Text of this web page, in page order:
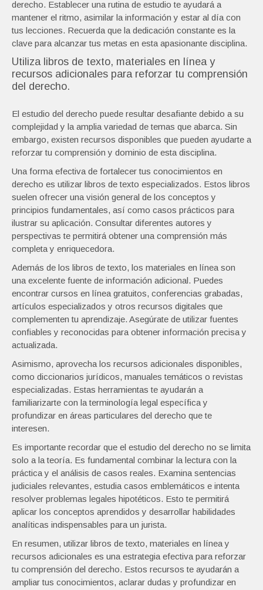
derecho. Establecer una rutina de estudio te ayudará a
mantener el ritmo, asimilar la información y estar al día con
tus lecciones. Recuerda que la dedicación constante es la
clave para alcanzar tus metas en esta apasionante disciplina.
Utiliza libros de texto, materiales en línea y
recursos adicionales para reforzar tu comprensión
del derecho.
El estudio del derecho puede resultar desafiante debido a su
complejidad y la amplia variedad de temas que abarca. Sin
embargo, existen recursos disponibles que pueden ayudarte a
reforzar tu comprensión y dominio de esta disciplina.
Una forma efectiva de fortalecer tus conocimientos en
derecho es utilizar libros de texto especializados. Estos libros
suelen ofrecer una visión general de los conceptos y
principios fundamentales, así como casos prácticos para
ilustrar su aplicación. Consultar diferentes autores y
perspectivas te permitirá obtener una comprensión más
completa y enriquecedora.
Además de los libros de texto, los materiales en línea son
una excelente fuente de información adicional. Puedes
encontrar cursos en línea gratuitos, conferencias grabadas,
artículos especializados y otros recursos digitales que
complementen tu aprendizaje. Asegúrate de utilizar fuentes
confiables y reconocidas para obtener información precisa y
actualizada.
Asimismo, aprovecha los recursos adicionales disponibles,
como diccionarios jurídicos, manuales temáticos o revistas
especializadas. Estas herramientas te ayudarán a
familiarizarte con la terminología legal específica y
profundizar en áreas particulares del derecho que te
interesen.
Es importante recordar que el estudio del derecho no se limita
solo a la teoría. Es fundamental combinar la lectura con la
práctica y el análisis de casos reales. Examina sentencias
judiciales relevantes, estudia casos emblemáticos e intenta
resolver problemas legales hipotéticos. Esto te permitirá
aplicar los conceptos aprendidos y desarrollar habilidades
analíticas indispensables para un jurista.
En resumen, utilizar libros de texto, materiales en línea y
recursos adicionales es una estrategia efectiva para reforzar
tu comprensión del derecho. Estos recursos te ayudarán a
ampliar tus conocimientos, aclarar dudas y profundizar en